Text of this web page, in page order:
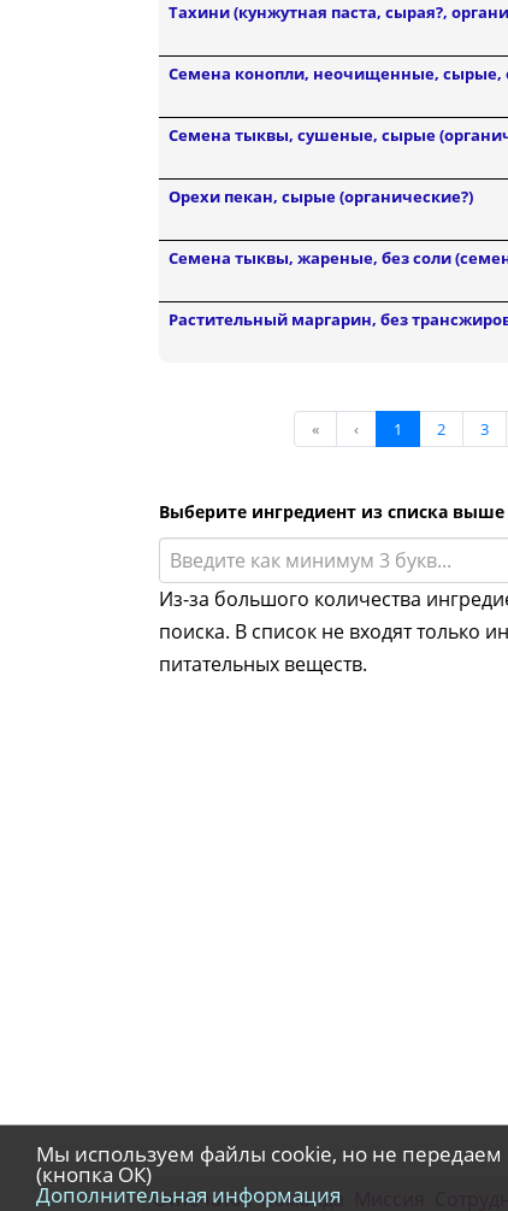
Тахини (кунжутная паста, сырая?,
Семена конопли, неочищенные, сырые,
Семена тыквы, сушеные, сырые
Орехи пекан, сырые (органические?)
Семена тыквы, жареные, без соли
Растительный маргарин, без
« ‹ 1 2 3
Выберите ингредиент из списка выше
Введите как минимум 3 букв...
Из-за большого количества
поиска. В список не входят только
питательных веществ.
ОтпечатокКоманда
Мы используем файлы cookie, но не передаем
(кнопка ОК)
Дополнительная информация